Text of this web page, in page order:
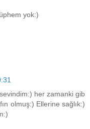
yok:)
her zamanki gib
olmuş:) Ellerine sağlık:)